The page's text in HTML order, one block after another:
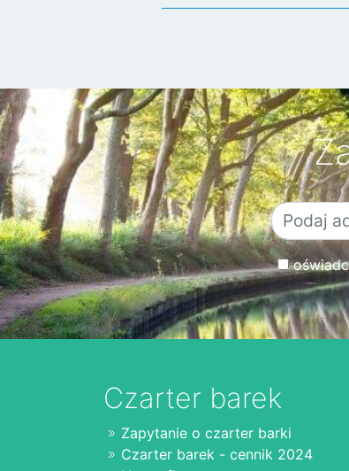
Czarter barek
Zapytanie o czarter barki
Czarter barek - cennik 2024